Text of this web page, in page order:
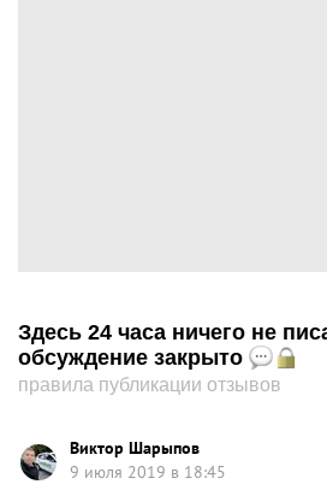
Здесь 24 часа ничего не
обсуждение закрыто
правила публикации отзывов
Виктор Шарыпов
9 июля 2019 в 18:45